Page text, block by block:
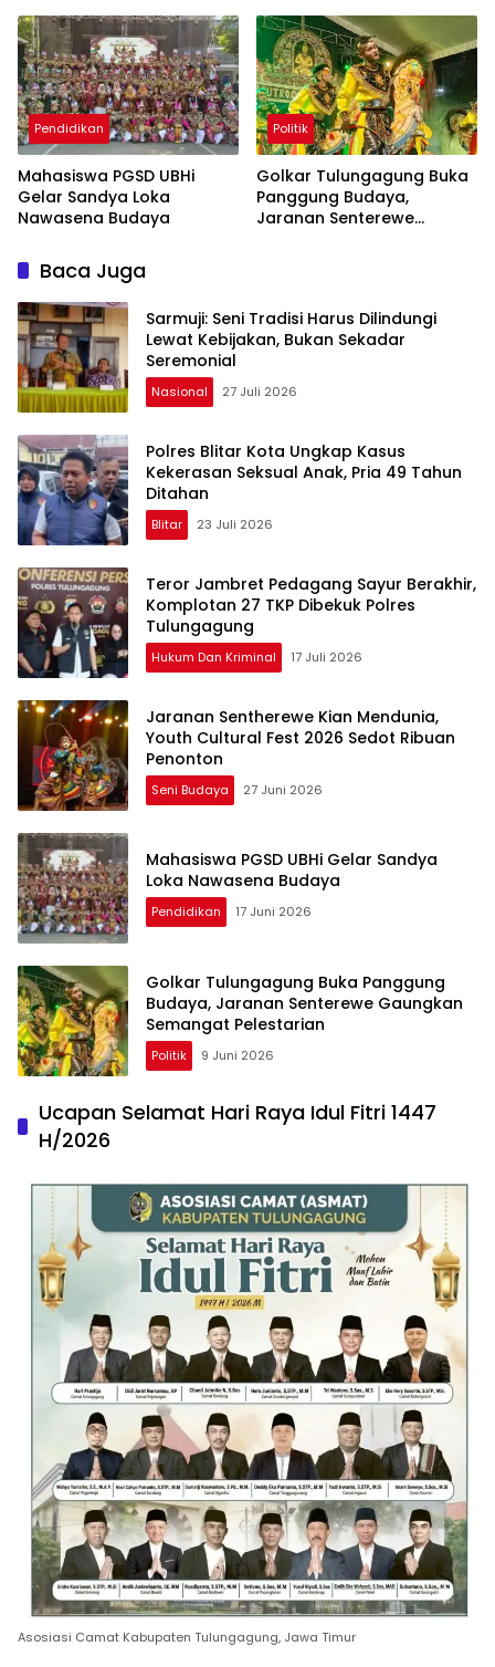
Pendidikan
Mahasiswa PGSD UBHi
Gelar Sandya Loka
Nawasena Budaya
Politik
Golkar Tulungagung Buka
Panggung Budaya,
Jaranan Senterewe
Baca Juga
Sarmuji: Seni Tradisi Harus Dilindungi
Lewat Kebijakan, Bukan Sekadar
Seremonial
Nasional 27 Juli 2026
Polres Blitar Kota Ungkap Kasus
Kekerasan Seksual Anak, Pria 49 Tahun
Ditahan
Blitar 23 Juli 2026
Teror Jambret Pedagang Sayur Berakhir,
Komplotan 27 TKP Dibekuk Polres
Tulungagung
Hukum Dan Kriminal 17 Juli 2026
Jaranan Sentherewe Kian Mendunia,
Youth Cultural Fest 2026 Sedot Ribuan
Penonton
Seni Budaya 27 Juni 2026
Mahasiswa PGSD UBHi Gelar Sandya
Loka Nawasena Budaya
Pendidikan 17 Juni 2026
Golkar Tulungagung Buka Panggung
Budaya, Jaranan Senterewe Gaungkan
Semangat Pelestarian
Politik 9 Juni 2026
Ucapan Selamat Hari Raya Idul Fitri 1447
H/2026
Asosiasi Camat Kabupaten Tulungagung, Jawa Timur